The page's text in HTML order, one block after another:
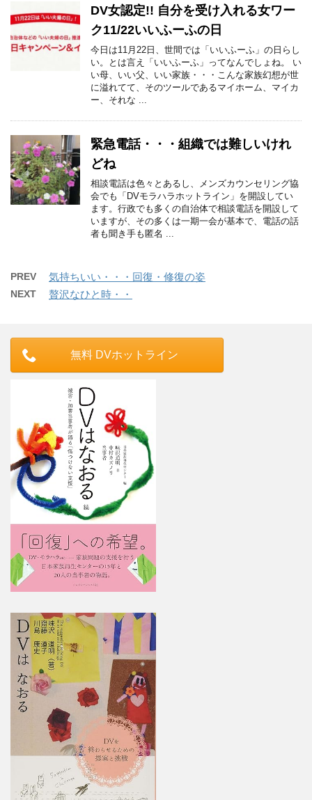
DV女認定!! 自分を受け入れる女ワー
ク11/22いいふーふの日
今日は11月22日、世間では「いいふーふ」の日らし
い。とは言え「いいふーふ」ってなんでしょね。 い
い母、いい父、いい家族・・・こんな家族幻想が世
に溢れてて、そのツールであるマイホーム、マイカ
ー、それな ...
緊急電話・・・組織では難しいけれ
どね
相談電話は色々とあるし、メンズカウンセリング協
会でも「DVモラハラホットライン」を開設してい
ます。行政でも多くの自治体で相談電話を開設して
いますが、その多くは一期一会が基本で、電話の話
者も聞き手も匿名 ...
PREV 気持ちいい・・・回復・修復の姿
NEXT 贅沢なひと時・・
無料 DVホットライン